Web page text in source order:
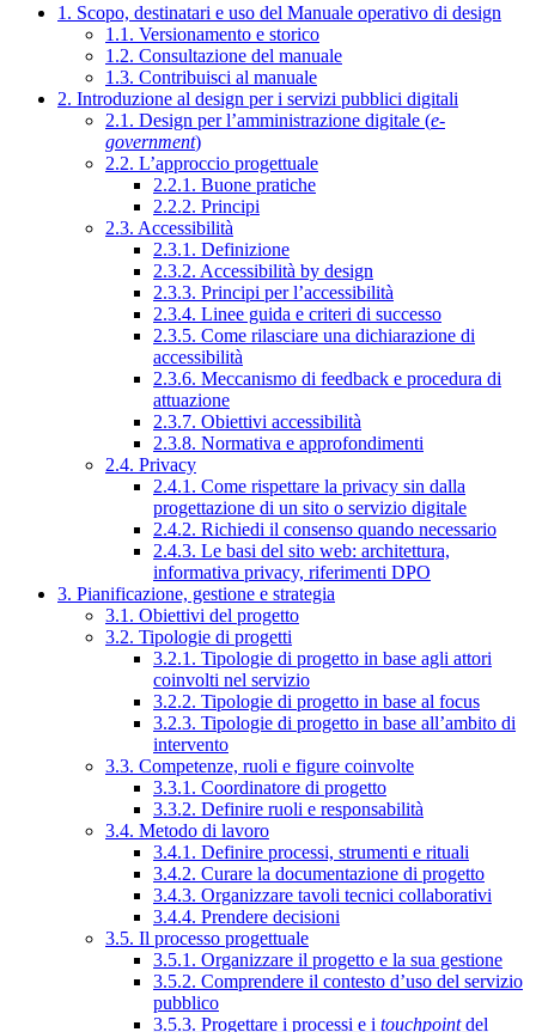
1. Scopo, destinatari e uso del Manuale operativo di design
1.1. Versionamento e storico
1.2. Consultazione del manuale
1.3. Contribuisci al manuale
2. Introduzione al design per i servizi pubblici digitali
2.1. Design per l’amministrazione digitale (e-
government)
2.2. L’approccio progettuale
2.2.1. Buone pratiche
2.2.2. Principi
2.3. Accessibilità
2.3.1. Definizione
2.3.2. Accessibilità by design
2.3.3. Principi per l’accessibilità
2.3.4. Linee guida e criteri di successo
2.3.5. Come rilasciare una dichiarazione di
accessibilità
2.3.6. Meccanismo di feedback e procedura di
attuazione
2.3.7. Obiettivi accessibilità
2.3.8. Normativa e approfondimenti
2.4. Privacy
2.4.1. Come rispettare la privacy sin dalla
progettazione di un sito o servizio digitale
2.4.2. Richiedi il consenso quando necessario
2.4.3. Le basi del sito web: architettura,
informativa privacy, riferimenti DPO
3. Pianificazione, gestione e strategia
3.1. Obiettivi del progetto
3.2. Tipologie di progetti
3.2.1. Tipologie di progetto in base agli attori
coinvolti nel servizio
3.2.2. Tipologie di progetto in base al focus
3.2.3. Tipologie di progetto in base all’ambito di
intervento
3.3. Competenze, ruoli e figure coinvolte
3.3.1. Coordinatore di progetto
3.3.2. Definire ruoli e responsabilità
3.4. Metodo di lavoro
3.4.1. Definire processi, strumenti e rituali
3.4.2. Curare la documentazione di progetto
3.4.3. Organizzare tavoli tecnici collaborativi
3.4.4. Prendere decisioni
3.5. Il processo progettuale
3.5.1. Organizzare il progetto e la sua gestione
3.5.2. Comprendere il contesto d’uso del servizio
pubblico
3.5.3. Progettare i processi e i touchpointdel